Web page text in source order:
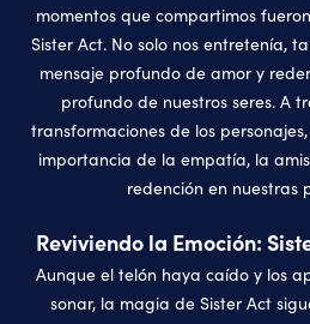
momentos que compartimos
Sister Act. No solo nos entretenía,
mensaje profundo de amor y
profundo de nuestros seres. A
transformaciones de los
importancia de la empatía, la
redención en nuestras
Reviviendo la Emoción:
Aunque el telón haya caído y los
sonar, la magia de Sister Act